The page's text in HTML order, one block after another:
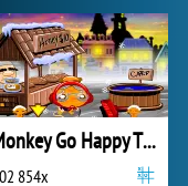
Monkey Go Happy Thanksgiving
854x